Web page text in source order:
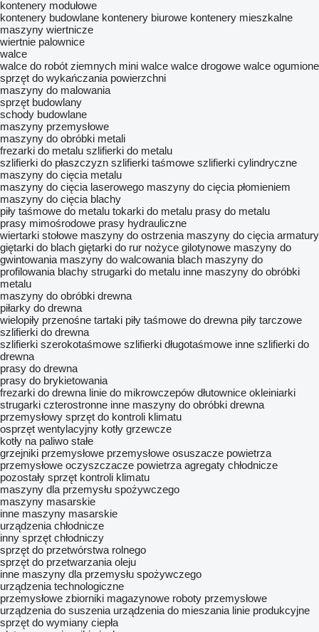
kontenery modułowe
kontenery budowlane kontenery biurowe kontenery mieszkalne
maszyny wiertnicze
wiertnie palownice
walce
walce do robót ziemnych mini walce walce drogowe walce ogumione
sprzęt do wykańczania powierzchni
maszyny do malowania
sprzęt budowlany
schody budowlane
maszyny przemysłowe
maszyny do obróbki metali
frezarki do metalu szlifierki do metalu
szlifierki do płaszczyzn szlifierki taśmowe szlifierki cylindryczne
maszyny do cięcia metalu
maszyny do cięcia laserowego maszyny do cięcia płomieniem
maszyny do cięcia blachy
piły taśmowe do metalu tokarki do metalu prasy do metalu
prasy mimośrodowe prasy hydrauliczne
wiertarki stołowe maszyny do ostrzenia maszyny do cięcia armatury
giętarki do blach giętarki do rur nożyce gilotynowe maszyny do
gwintowania maszyny do walcowania blach maszyny do
profilowania blachy strugarki do metalu inne maszyny do obróbki
metalu
maszyny do obróbki drewna
piłarky do drewna
wielopiły przenośne tartaki piły taśmowe do drewna piły tarczowe
szlifierki do drewna
szlifierki szerokotaśmowe szlifierki długotaśmowe inne szlifierki do
drewna
prasy do drewna
prasy do brykietowania
frezarki do drewna linie do mikrowczepów dłutownice okleiniarki
strugarki czterostronne inne maszyny do obróbki drewna
przemysłowy sprzęt do kontroli klimatu
osprzęt wentylacyjny kotły grzewcze
kotły na paliwo stałe
grzejniki przemysłowe przemysłowe osuszacze powietrza
przemysłowe oczyszczacze powietrza agregaty chłodnicze
pozostały sprzęt kontroli klimatu
maszyny dla przemysłu spożywczego
maszyny masarskie
inne maszyny masarskie
urządzenia chłodnicze
inny sprzęt chłodniczy
sprzęt do przetwórstwa rolnego
sprzęt do przetwarzania oleju
inne maszyny dla przemysłu spożywczego
urządzenia technologiczne
przemysłowe zbiorniki magazynowe roboty przemysłowe
urządzenia do suszenia urządzenia do mieszania linie produkcyjne
sprzęt do wymiany ciepła